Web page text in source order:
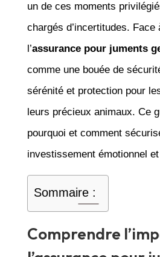
un de ces moments
chargés d’incertitudes. Face
l’assurance pour juments
comme une bouée de
sérénité et protection pour
leurs précieux animaux. Ce
pourquoi et comment
investissement émotionnel
Sommaire :
Comprendre